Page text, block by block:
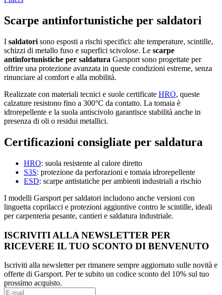
Scarpe antinfortunistiche per saldatori
I saldatori sono esposti a rischi specifici: alte temperature, scintille,
schizzi di metallo fuso e superfici scivolose. Le scarpe
antinfortunistiche per saldatura Garsport sono progettate per
offrire una protezione avanzata in queste condizioni estreme, senza
rinunciare al comfort e alla mobilità.
Realizzate con materiali tecnici e suole certificate HRO, queste
calzature resistono fino a 300°C da contatto. La tomaia è
idrorepellente e la suola antiscivolo garantisce stabilità anche in
presenza di oli o residui metallici.
Certificazioni consigliate per saldatura
HRO: suola resistente al calore diretto
S3S: protezione da perforazioni e tomaia idrorepellente
ESD: scarpe antistatiche per ambienti industriali a rischio
I modelli Garsport per saldatori includono anche versioni con
linguetta coprilacci e protezioni aggiuntive contro le scintille, ideali
per carpenteria pesante, cantieri e saldatura industriale.
ISCRIVITI ALLA NEWSLETTER PER
RICEVERE IL TUO SCONTO DI BENVENUTO
Iscriviti alla newsletter per rimanere sempre aggiornato sulle novità e
offerte di Garsport. Per te subito un codice sconto del 10% sul tuo
prossimo acquisto.